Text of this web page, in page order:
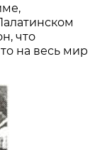
что
на весь мир